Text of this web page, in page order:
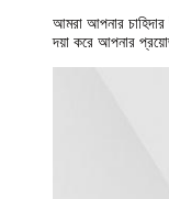
আমরা আপনার
দয়া করে আপনার